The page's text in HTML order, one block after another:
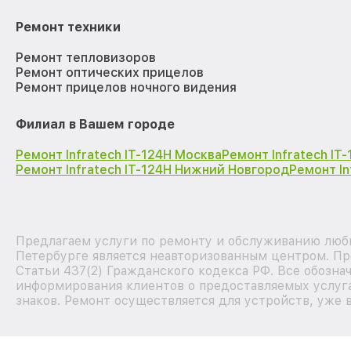
Ремонт техники
Ремонт тепловизоров
Ремонт оптических прицелов
Ремонт прицелов ночного видения
Филиал в Вашем городе
Ремонт Infratech IT-124Н МоскваРемонт Infratech
Ремонт Infratech IT-124Н Нижний НовгородРемонт
Предлагаем услуги по ремонту и обслуживанию
Петербурге является неавторизованным центром.
Статьи 437(2) Гражданского кодекса РФ. Все
информирования клиентов о предоставляемых
знаков. Ремонт осуществляется для устройств,